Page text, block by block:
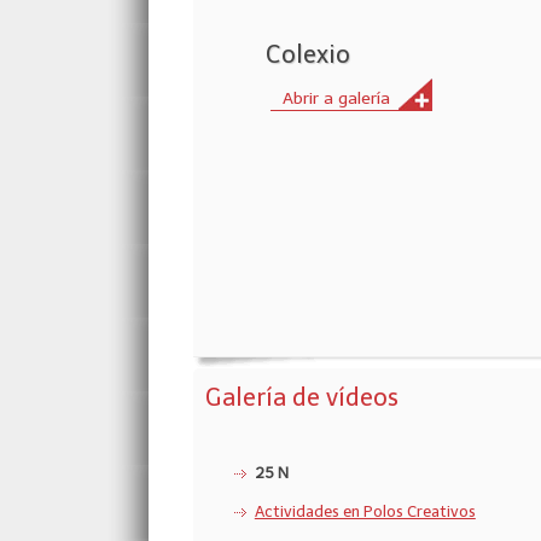
Colexio
Abrir a galería
Galería de vídeos
25 N
Actividades en Polos Creativos